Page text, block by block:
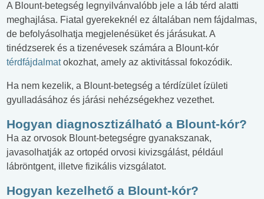
A Blount-betegség legnyilvánvalóbb jele a láb térd alatti
meghajlása. Fiatal gyerekeknél ez általában nem fájdalmas,
de befolyásolhatja megjelenésüket és járásukat. A
tinédzserek és a tizenévesek számára a Blount-kór
térdfájdalmatokozhat, amely az aktivitással fokozódik.
Ha nem kezelik, a Blount-betegség a térdízület ízületi
gyulladásához és járási nehézségekhez vezethet.
Hogyan diagnosztizálható a Blount-kór?
Ha az orvosok Blount-betegségre gyanakszanak,
javasolhatják az ortopéd orvosi kivizsgálást, például
lábröntgent, illetve fizikális vizsgálatot.
Hogyan kezelhető a Blount-kór?